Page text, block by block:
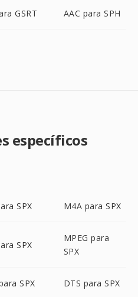
GSRT AAC para SPH
específicos
SPX M4A para SPX
SPX
MPEG para
SPX
SPX DTS para SPX